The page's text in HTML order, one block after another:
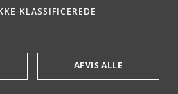
KLASSIFICEREDE
AFVIS ALLE